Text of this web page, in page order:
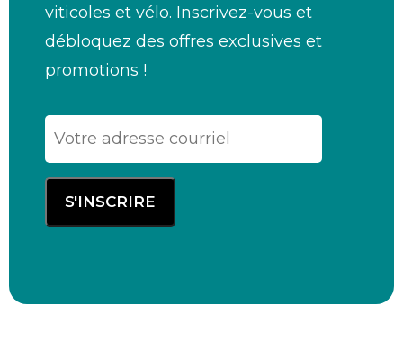
viticoles et vélo. Inscrivez-vous et
débloquez des offres exclusives et
promotions !